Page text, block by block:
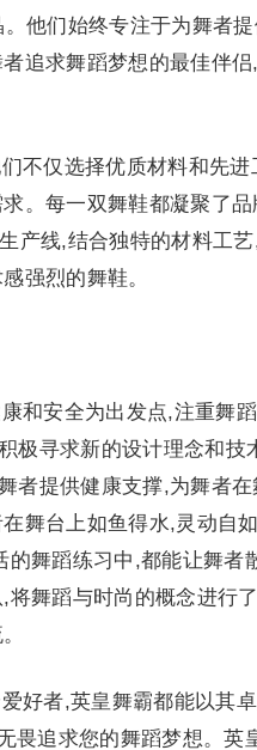
他们始终专注于为舞者
追求舞蹈梦想的最佳伴
不仅选择优质材料和先
。每一双舞鞋都凝聚了
产线,结合独特的材料工
强烈的舞鞋。
和安全为出发点,注重舞
极寻求新的设计理念和技
者提供健康支撑,为舞者
舞台上如鱼得水,灵动自
舞蹈练习中,都能让舞者
舞蹈与时尚的概念进行
好者,英皇舞霸都能以其
畏追求您的舞蹈梦想。英